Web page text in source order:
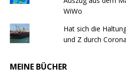
WiWo
Hat sich die
und Z durch
MEINE BÜCHER